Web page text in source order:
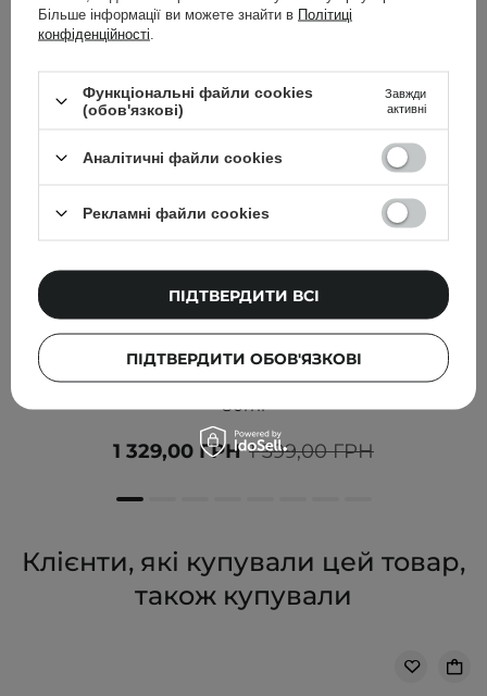
АКЦІЯ
AESTURA - Atobarrier 365 Cream - Зволожувальний
крем для обличчя з церамідами та холестеролом -
80ml
1 399,00 ГРН
1 329,00 ГРН
Клієнти, які купували цей товар,
також купували
Більше інформації ви можете знайти в Політиці
конфіденційності
Функціональні файли cookies
(обов'язкові)
Завжди
активні
Аналітичні файли cookies
Рекламні файли cookies
ПІДТВЕРДИТИ ОБОВ'ЯЗКОВІ
ПІДТВЕРДИТИ ВСІ